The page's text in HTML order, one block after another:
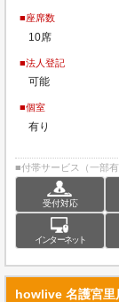
■座席数
10席
■法人登記
可能
■個室
有り
■付帯サービス（一部有
受付対応
インターネット
howlive 名護宮里